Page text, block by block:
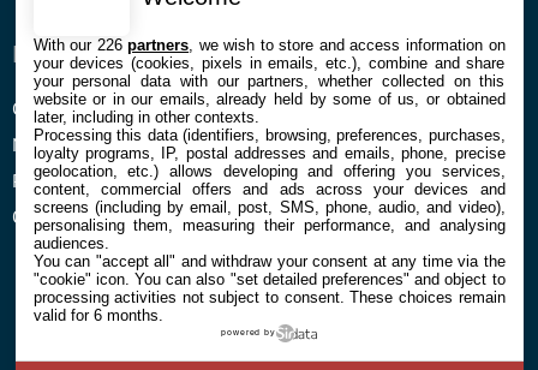
ENTREPRISE
Confidentialité et Cookies
Mentions légales et CGU
Préférences Cookies
Qui sommes nous
À PROPOS
Contact
With our 226partners , we wish to store and access information on
your devices (cookies, pixels in emails, etc.), combine and share
your personal data with our partners, whether collected on this
website or in our emails, already held by some of us, or obtained
later, including in other contexts.
Processing this data (identifiers, browsing, preferences, purchases,
loyalty programs, IP, postal addresses and emails, phone, precise
geolocation, etc.) allows developing and offering you services,
content, commercial offers and ads across your devices and
screens (including by email, post, SMS, phone, audio, and video),
personalising them, measuring their performance, and analysing
audiences.
You can "accept all" and withdraw your consent at any time via the
"cookie" icon. You can also "set detailed preferences" and object to
processing activities not subject to consent. These choices remain
valid for 6 months.
powered by